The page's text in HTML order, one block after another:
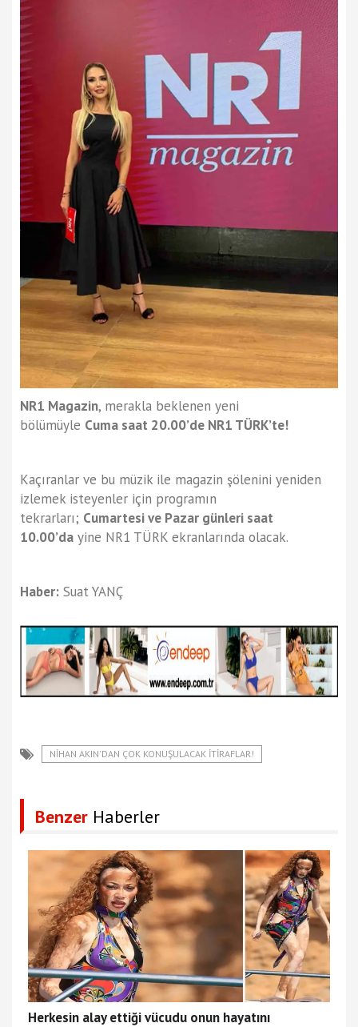
NR1 Magazin, merakla beklenen yeni
bölümüyle Cuma saat 20.00’de NR1 TÜRK’te!
Kaçıranlar ve bu müzik ile magazin şölenini yeniden
izlemek isteyenler için programın
tekrarları; Cumartesi ve Pazar günleri saat
10.00’da yine NR1 TÜRK ekranlarında olacak.
Haber: Suat YANÇ
NIHAN AKIN'DAN ÇOK KONUŞULACAK İTIRAFLAR!
Benzer Haberler
Herkesin alay ettiği vücudu onun hayatını